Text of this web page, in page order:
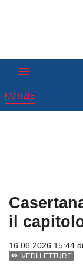
NOTIZIE
il
16.06.2026 15:44 di
VEDI LETTURE